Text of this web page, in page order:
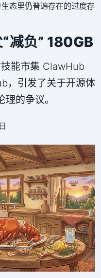
态里仍普遍存在的过度存
减负” 180GB
能市集 ClawHub
，引发了关于开源体
的争议。